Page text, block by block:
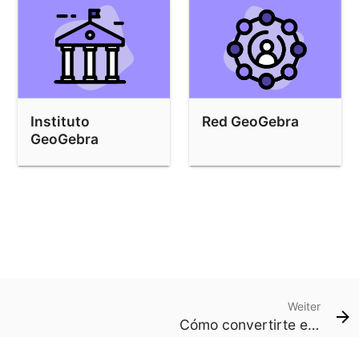
Instituto
GeoGebra
Red GeoGebra
Weiter
Cómo convertirte en Miembro